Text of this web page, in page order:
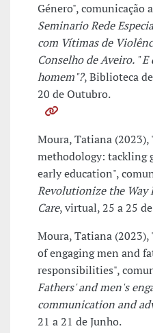
Género", comunicação
Seminario Rede
com Vítimas de
Conselho de Aveiro. "
homem"?, Biblioteca
20 de Outubro.
Moura, Tatiana (2023),
methodology: tackling
early education",
Revolutionize the Way
Care, virtual, 25 a 25
Moura, Tatiana
of engaging men and
responsibilities",
Fathers' and men's
communication and
21 a 21 de Junho.